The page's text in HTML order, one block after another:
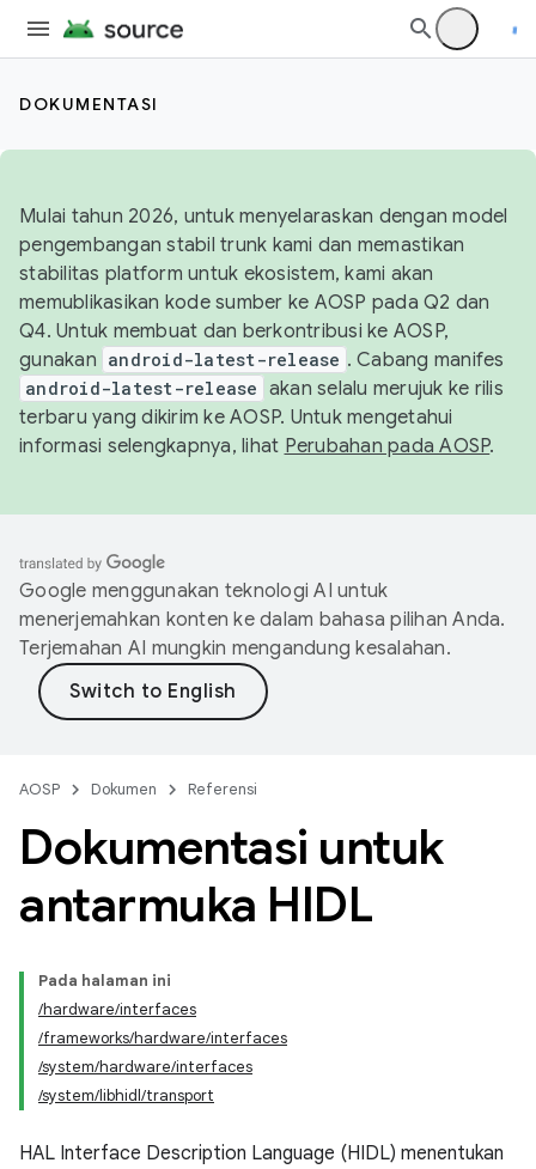
DOKUMENTASI
Mulai tahun 2026, untuk menyelaraskan dengan model
pengembangan stabil trunk kami dan memastikan
stabilitas platform untuk ekosistem, kami akan
memublikasikan kode sumber ke AOSP pada Q2 dan
Q4. Untuk membuat dan berkontribusi ke AOSP,
gunakan android-latest-release . Cabang manifes
android-latest-release akan selalu merujuk ke rilis
terbaru yang dikirim ke AOSP. Untuk mengetahui
informasi selengkapnya, lihat Perubahan pada AOSP.
Google menggunakan teknologi AI untuk
menerjemahkan konten ke dalam bahasa pilihan Anda.
Terjemahan AI mungkin mengandung kesalahan.
AOSP Dokumen Referensi
Dokumentasi untuk
antarmuka HIDL
Pada halaman ini
/hardware/interfaces
/frameworks/hardware/interfaces
/system/hardware/interfaces
/system/libhidl/transport
HAL Interface Description Language (HIDL) menentukan